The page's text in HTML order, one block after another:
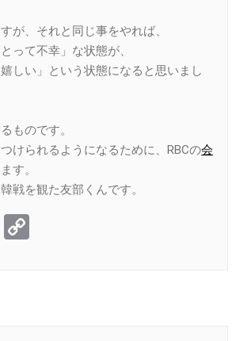
が、それと同じ事をやれば、
って不幸」な状態が、
嬉しい」という状態になると思いまし
ものです。
けられるようになるために、RBCの会
す。
戦を観た友部くんです。
Line